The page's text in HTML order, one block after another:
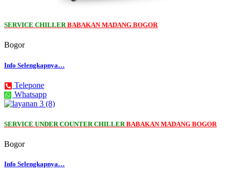
SERVICE CHILLERBABAKAN MADANG BOGOR
Bogor
Info Selengkapnya…
Telepone
Whatsapp
SERVICE UNDER COUNTER CHILLER BABAKAN MADANG BOGOR
Bogor
Info Selengkapnya…